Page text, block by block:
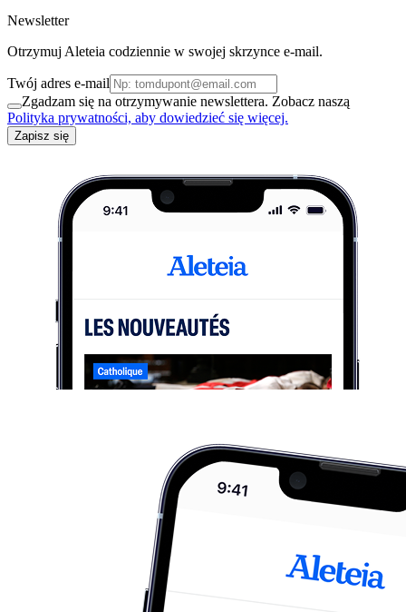
Newsletter
Otrzymuj Aleteia codziennie w swojej skrzynce e-mail.
Twój adres e-mail
Zgadzam się na otrzymywanie newslettera. Zobacz naszą
Polityka prywatności, aby dowiedzieć się więcej.
Zapisz się